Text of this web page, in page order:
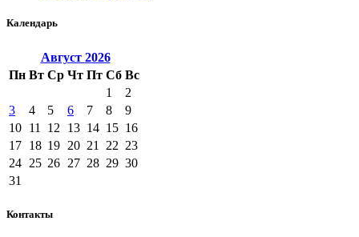
Календарь
Август 2026
Пн Вт Ср Чт Пт Сб Вс
1
2
3
4 5 6 7 8
9
10 11 12 13 14 15 16
17 18 19 20 21 22 23
24 25 26 27 28 29 30
31
Контакты